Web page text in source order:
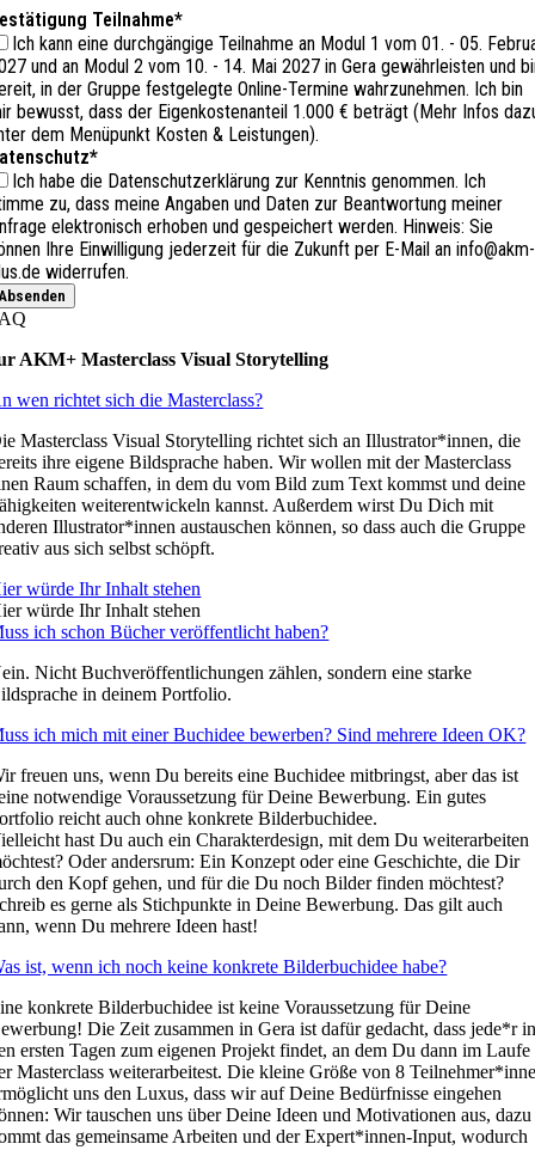
*
Teilnahme*
Ich kann eine durchgängige Teilnahme an Modul 1 vom 01. - 05.
und an Modul 2 vom 10. - 14. Mai 2027 in Gera gewährleisten und
in der Gruppe festgelegte Online-Termine wahrzunehmen. Ich bin
bewusst, dass der Eigenkostenanteil 1.000 € beträgt (Mehr Infos
dem Menüpunkt Kosten & Leistungen).
*
Ich habe die Datenschutzerklärung zur Kenntnis genommen. Ich
zu, dass meine Angaben und Daten zur Beantwortung meiner
elektronisch erhoben und gespeichert werden. Hinweis: Sie
Ihre Einwilligung jederzeit für die Zukunft per E-Mail an info@akm-
widerrufen.
AKM+ Masterclass Visual Storytelling
wen richtet sich die Masterclass?
Masterclass Visual Storytelling richtet sich an Illustrator*innen, die
ihre eigene Bildsprache haben. Wir wollen mit der Masterclass
Raum schaffen, in dem du vom Bild zum Text kommst und deine
weiterentwickeln kannst. Außerdem wirst Du Dich mit
Illustrator*innen austauschen können, so dass auch die Gruppe
aus sich selbst schöpft.
würde Ihr Inhalt stehen
würde Ihr Inhalt stehen
ich schon Bücher veröffentlicht haben?
Nicht Buchveröffentlichungen zählen, sondern eine starke
in deinem Portfolio.
ich mich mit einer Buchidee bewerben? Sind mehrere Ideen OK?
freuen uns, wenn Du bereits eine Buchidee mitbringst, aber das ist
notwendige Voraussetzung für Deine Bewerbung. Ein gutes
reicht auch ohne konkrete Bilderbuchidee.
hast Du auch ein Charakterdesign, mit dem Du weiterarbeiten
Oder andersrum: Ein Konzept oder eine Geschichte, die Dir
den Kopf gehen, und für die Du noch Bilder finden möchtest?
es gerne als Stichpunkte in Deine Bewerbung. Das gilt auch
wenn Du mehrere Ideen hast!
ist, wenn ich noch keine konkrete Bilderbuchidee habe?
konkrete Bilderbuchidee ist keine Voraussetzung für Deine
Die Zeit zusammen in Gera ist dafür gedacht, dass jede*r
ersten Tagen zum eigenen Projekt findet, an dem Du dann im Laufe
Masterclass weiterarbeitest. Die kleine Größe von 8
uns den Luxus, dass wir auf Deine Bedürfnisse eingehen
Wir tauschen uns über Deine Ideen und Motivationen aus, dazu
das gemeinsame Arbeiten und der Expert*innen-Input, wodurch